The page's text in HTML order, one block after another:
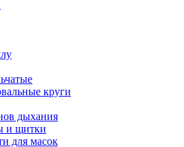
круги
дыхания
и щитки
для масок